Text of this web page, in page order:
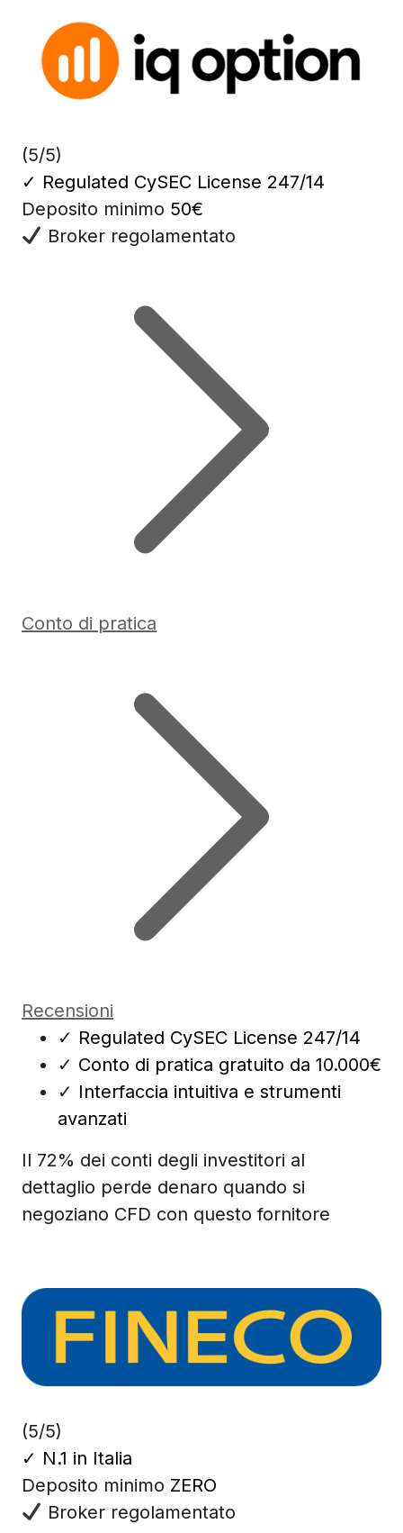
(5/5)
✓ Regulated CySEC License 247/14
Deposito minimo 50€
Broker regolamentato
Conto di pratica
Recensioni
✓ Regulated CySEC License 247/14
✓ Conto di pratica gratuito da 10.000€
✓ Interfaccia intuitiva e strumenti
avanzati
Il 72% dei conti degli investitori al
dettaglio perde denaro quando si
negoziano CFD con questo fornitore
(5/5)
✓ N.1 in Italia
Deposito minimo ZERO
Broker regolamentato